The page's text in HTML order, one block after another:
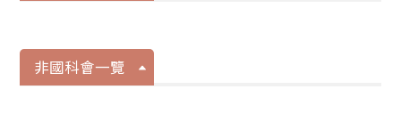
非國科會一覽